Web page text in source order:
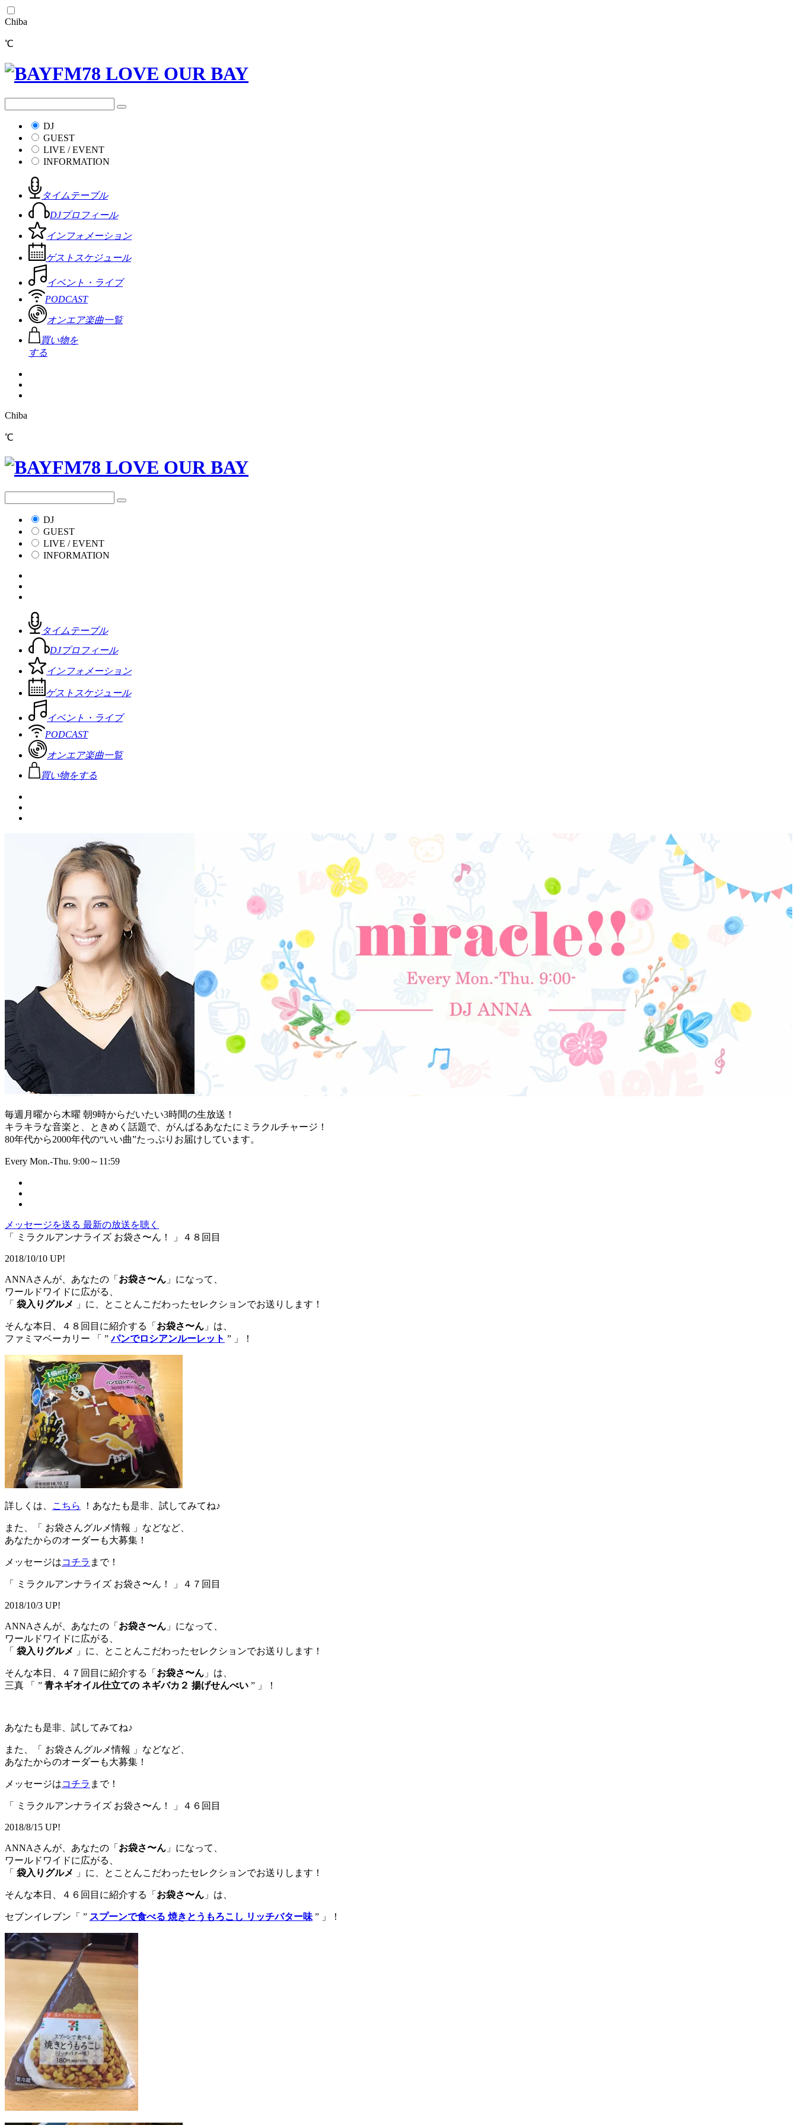
Chiba
℃
DJ
GUEST
LIVE / EVENT
INFORMATION
タイムテーブル
DJプロフィール
インフォメーション
ゲストスケジュール
イベント・ライブ
PODCAST
オンエア楽曲一覧
買い物を
する
Chiba
℃
DJ
GUEST
LIVE / EVENT
INFORMATION
タイムテーブル
DJプロフィール
インフォメーション
ゲストスケジュール
イベント・ライブ
PODCAST
オンエア楽曲一覧
買い物をする
毎週月曜から木曜 朝9時からだいたい3時間の生放送！
キラキラな音楽と、ときめく話題で、がんばるあなたにミラクルチャージ！
80年代から2000年代の“いい曲”たっぷりお届けしています。
Every Mon.-Thu. 9:00～11:59
メッセージを送る 最新の放送を聴く
「 ミラクルアンナライズ お袋さ〜ん！ 」４８回目
2018/10/10 UP!
ANNAさんが、あなたの「 お袋さ〜ん 」になって、
ワールドワイドに広がる、
「 袋入りグルメ 」に、とことんこだわったセレクションでお送りします！
そんな本日、４８回目に紹介する「 お袋さ〜ん 」は、
ファミマベーカリー 「 ”パンでロシアンルーレット ” 」！
詳しくは、 こちら ！あなたも是非、試してみてね♪
また、「 お袋さんグルメ情報 」などなど、
あなたからのオーダーも大募集！
メッセージはコチラ まで！
「 ミラクルアンナライズ お袋さ〜ん！ 」４７回目
2018/10/3 UP!
ANNAさんが、あなたの「 お袋さ〜ん 」になって、
ワールドワイドに広がる、
「 袋入りグルメ 」に、とことんこだわったセレクションでお送りします！
そんな本日、４７回目に紹介する「 お袋さ〜ん 」は、
三真 「 ” 青ネギオイル仕立ての ネギバカ２ 揚げせんべい ” 」！
あなたも是非、試してみてね♪
また、「 お袋さんグルメ情報 」などなど、
あなたからのオーダーも大募集！
メッセージはコチラ まで！
「 ミラクルアンナライズ お袋さ〜ん！ 」４６回目
2018/8/15 UP!
ANNAさんが、あなたの「 お袋さ〜ん 」になって、
ワールドワイドに広がる、
「 袋入りグルメ 」に、とことんこだわったセレクションでお送りします！
そんな本日、４６回目に紹介する「 お袋さ〜ん 」は、
セブンイレブン「 ” スプーンで食べる 焼きとうもろこし リッチバター味 ” 」！